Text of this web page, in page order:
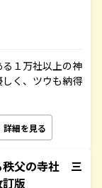
る１万社以上の神
く、ツウも納得
詳細を見る
秩父の寺社 三
版